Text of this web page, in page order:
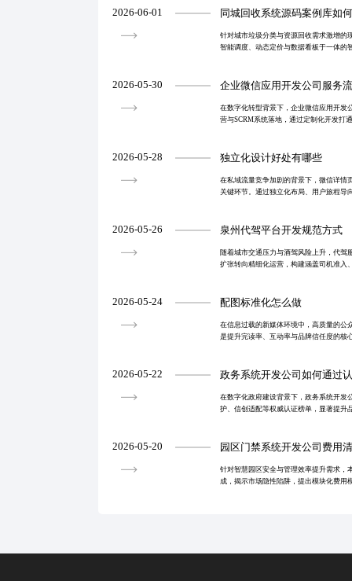
2026-06-01 同城回收系统源码案例库如
针对城市垃圾分类与资源回收需求激增的
智能调度、动态定价与数据看板于一体的
2026-05-30 企业微信应用开发公司服务
在数字化转型背景下，企业微信应用开发
营与SCRM系统落地，通过定制化开发打
2026-05-28 独立化设计好处有哪些
在私域流量竞争加剧的背景下，微信详情
关键环节。通过独立化布局、用户旅程导
2026-05-26 泉州代驾平台开发规范方式
随着城市交通压力与酒驾风险上升，代驾
扩张转向精细化运营，构建涵盖司机准入
2026-05-24 配图标准化怎么做
在信息过载的新媒体环境中，高质量的公
是提升完读率、互动率与品牌信任度的核
2026-05-22 政务系统开发公司如何通过
在数字化政府建设背景下，政务系统开发
护、信创适配等权威认证榜单，显著提升
2026-05-20 园区门禁系统开发公司费用
针对智慧园区安全与管理效率提升需求，
成，揭示市场隐性陷阱，提出模块化费用